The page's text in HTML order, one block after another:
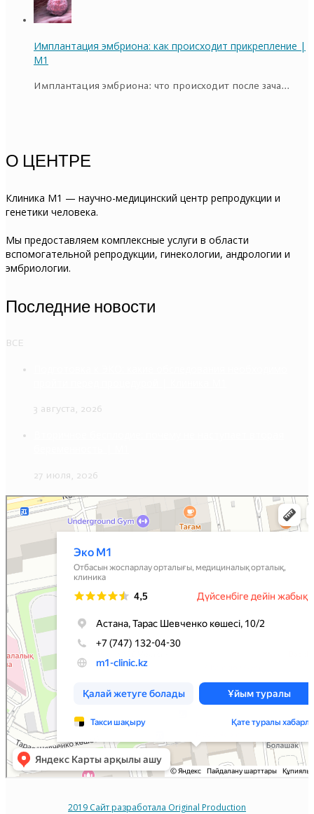
Имплантация эмбриона: как происходит прикрепление |
M1
Имплантация эмбриона: что происходит после зача...
О ЦЕНТРЕ
Клиника М1 — научно-медицинский центр репродукции и
генетики человека.
Мы предоставляем комплексные услуги в области
вспомогательной репродукции, гинекологии, андрологии и
эмбриологии.
Последние новости
ВСЕ
3 августа, 2026
27 июля, 2026
Эко M1
Центр планирования семьи в Астане
Медцентр, клиника в Астане
2019 Сайт разработала Original Production